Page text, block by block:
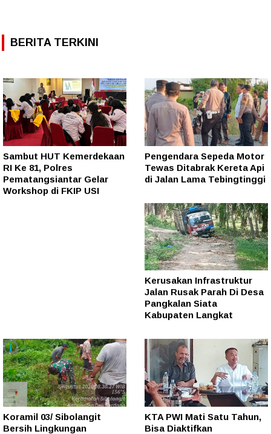
BERITA TERKINI
Sambut HUT Kemerdekaan
RI Ke 81, Polres
Pematangsiantar Gelar
Workshop di FKIP USI
Pengendara Sepeda Motor
Tewas Ditabrak Kereta Api
di Jalan Lama Tebingtinggi
Kerusakan Infrastruktur
Jalan Rusak Parah Di Desa
Pangkalan Siata
Kabupaten Langkat
Koramil 03/ Sibolangit
Bersih Lingkungan
KTA PWI Mati Satu Tahun,
Bisa Diaktifkan